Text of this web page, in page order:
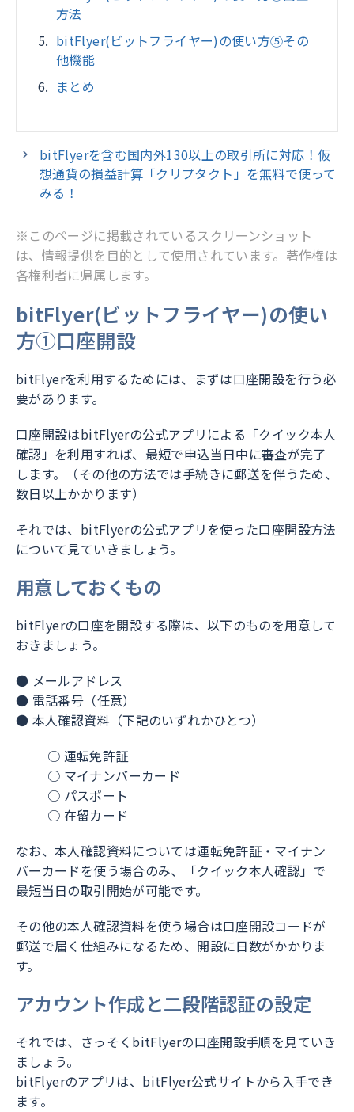
方法
bitFlyer(ビットフライヤー)の使い方⑤その
他機能
まとめ
bitFlyerを含む国内外130以上の取引所に対応！仮
想通貨の損益計算「クリプタクト」を無料で使って
みる！
※このページに掲載されているスクリーンショット
は、情報提供を目的として使用されています。著作権は
各権利者に帰属します。
bitFlyer(ビットフライヤー)の使い
方①口座開設
bitFlyerを利用するためには、まずは口座開設を行う必
要があります。
口座開設はbitFlyerの公式アプリによる「クイック本人
確認」を利用すれば、最短で申込当日中に審査が完了
します。（その他の方法では手続きに郵送を伴うため、
数日以上かかります）
それでは、bitFlyerの公式アプリを使った口座開設方法
について見ていきましょう。
用意しておくもの
bitFlyerの口座を開設する際は、以下のものを用意して
おきましょう。
● メールアドレス
● 電話番号（任意）
● 本人確認資料（下記のいずれかひとつ）
○ 運転免許証
○ マイナンバーカード
○ パスポート
○ 在留カード
なお、本人確認資料については運転免許証・マイナン
バーカードを使う場合のみ、「クイック本人確認」で
最短当日の取引開始が可能です。
その他の本人確認資料を使う場合は口座開設コードが
郵送で届く仕組みになるため、開設に日数がかかりま
す。
アカウント作成と二段階認証の設定
それでは、さっそくbitFlyerの口座開設手順を見ていき
ましょう。
bitFlyerのアプリは、bitFlyer公式サイトから入手でき
ます。